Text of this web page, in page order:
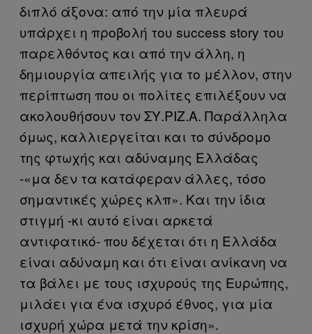
διπλό άξονα: από την μία πλευρά
υπάρχει η προβολή του success story του
παρελθόντος και από την άλλη, η
δημιουργία απειλής για το μέλλον, στην
περίπτωση που οι πολίτες επιλέξουν να
ακολουθήσουν τον ΣΥ.ΡΙΖ.Α. Παράλληλα
όμως, καλλιεργείται και το σύνδρομο
της φτωχής και αδύναμης Ελλάδας
-«μα δεν τα κατάφεραν άλλες, τόσο
σημαντικές χώρες κλπ». Και την ίδια
στιγμή -κι αυτό είναι αρκετά
αντιφατικό- που δέχεται ότι η Ελλάδα
είναι αδύναμη και ότι είναι ανίκανη να
τα βάλει με τους ισχυρούς της Ευρώπης,
μιλάει για ένα ισχυρό έθνος, για μία
ισχυρή χώρα μετά την κρίση».